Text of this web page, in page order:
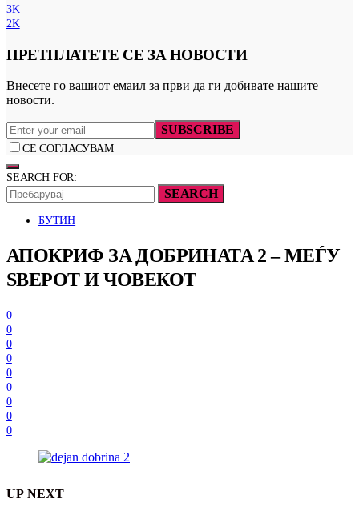
3K
2K
ПРЕТПЛАТЕТЕ СЕ ЗА НОВОСТИ
Внесете го вашиот емаил за први да ги добивате нашите
новости.
SUBSCRIBE
СЕ СОГЛАСУВАМ
SEARCH FOR:
SEARCH
БУТИН
АПОКРИФ ЗА ДОБРИНАТА 2 – МЕЃУ
ЅВЕРОТ И ЧОВЕКОТ
0
0
0
0
0
0
0
0
0
UP NEXT